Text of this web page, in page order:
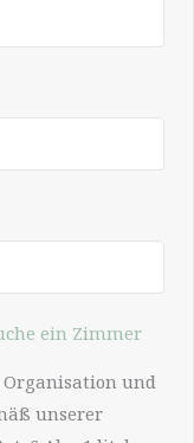
ein Zimmer
und
unserer